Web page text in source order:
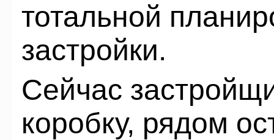
тотальной
застройки.
Сейчас
коробку, рядом